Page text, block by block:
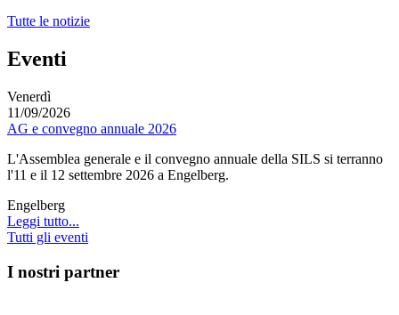
Tutte le notizie
Eventi
Venerdì
11/09/2026
AG e convegno annuale 2026
L'Assemblea generale e il convegno annuale della SILS si terranno
l'11 e il 12 settembre 2026 a Engelberg.
Engelberg
Leggi tutto...
Tutti gli eventi
I nostri partner